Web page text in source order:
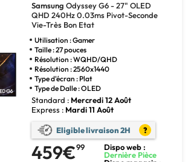
Samsung Odyssey G6 - 27" OLED
QHD 240Hz 0.03ms Pivot-Seconde
Vie-Très Bon Etat
Utilisation : Gamer
Taille : 27 pouces
Résolution : WQHD/QHD
Résolution : 2560x1440
Type d'écran : Plat
Type de Dalle : OLED
Standard : Mercredi 12 Août
Express : Mardi 11 Août
Eligible livraison 2H ?
459€99
Dispo web :
Dernière Pièce